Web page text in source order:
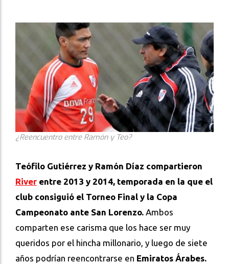
¿Reencuentro entre Ramón y Teo?
Teófilo Gutiérrez y Ramón Díaz compartieron
River entre 2013 y 2014, temporada en la que el
club consiguió el Torneo Final y la Copa
Campeonato ante San Lorenzo. Ambos
comparten ese carisma que los hace ser muy
queridos por el hincha millonario, y luego de siete
años podrían reencontrarse en Emiratos Árabes.